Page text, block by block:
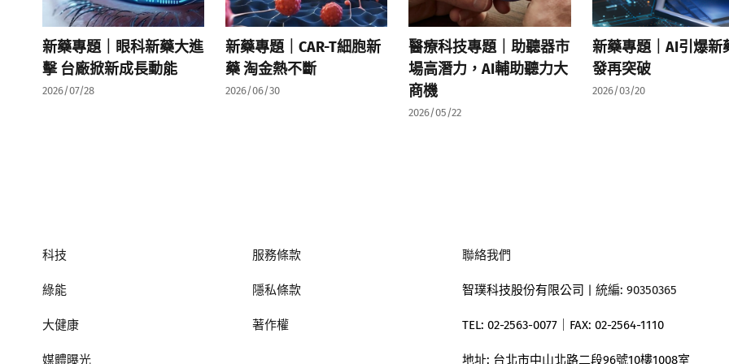
新藥專題｜眼科新藥大進
擊 台廠掀新成長動能
2026/07/28
新藥專題｜CAR-T細胞新
藥 淘金熱不斷
2026/06/30
醫療科技專題｜助聽器市
場高潛力，AI輔助聽力大
商機
2026/05/22
新藥專題｜AI引爆新
發再突破
2026/03/20
科技
綠能
大健康
媒體曝光
服務條款
隱私條款
著作權
聯絡我們
智璞科技股份有限公司 | 統編: 90350365
TEL: 02-2563-0077｜ FAX: 02-2564-1110
地址: 台北市中山北路二段96號10樓1008室